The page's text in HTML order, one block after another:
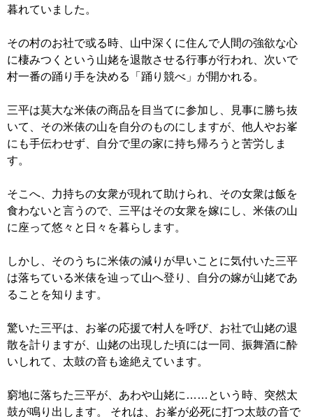
暮れていました。
その村のお社で或る時、山中深くに住んで人間の強欲な心
に棲みつくという山姥を退散させる行事が行われ、次いで
村一番の踊り手を決める「踊り競べ」が開かれる。
三平は莫大な米俵の商品を目当てに参加し、見事に勝ち抜
いて、その米俵の山を自分のものにしますが、他人やお峯
にも手伝わせず、自分で里の家に持ち帰ろうと苦労しま
す。
そこへ、力持ちの女衆が現れて助けられ、その女衆は飯を
食わないと言うので、三平はその女衆を嫁にし、米俵の山
に座って悠々と日々を暮らします。
しかし、そのうちに米俵の減りが早いことに気付いた三平
は落ちている米俵を辿って山へ登り、自分の嫁が山姥であ
ることを知ります。
驚いた三平は、お峯の応援で村人を呼び、お社で山姥の退
散を計りますが、山姥の出現した頃には一同、振舞酒に酔
いしれて、太鼓の音も途絶えています。
窮地に落ちた三平が、あわや山姥に……という時、突然太
鼓が鳴り出します。 それは、お峯が必死に打つ太鼓の音で